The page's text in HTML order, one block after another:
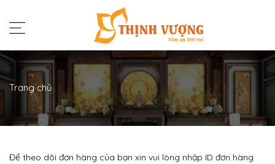
Trang chủ
Để theo dõi đơn hàng của bạn xin vui lòng nhập ID đơn hàng